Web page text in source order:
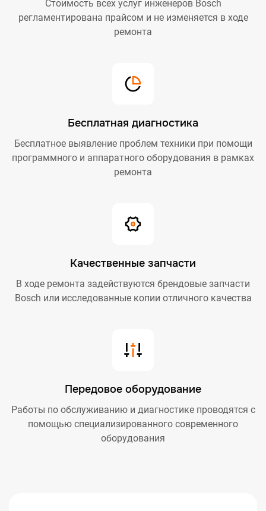
Стоимость всех услуг инженеров Bosch
регламентирована прайсом и не изменяется в ходе
ремонта
Бесплатная диагностика
Бесплатное выявление проблем техники при помощи
программного и аппаратного оборудования в рамках
ремонта
Качественные запчасти
В ходе ремонта задействуются брендовые запчасти
Bosch или исследованные копии отличного качества
Передовое оборудование
Работы по обслуживанию и диагностике проводятся с
помощью специализированного современного
оборудования